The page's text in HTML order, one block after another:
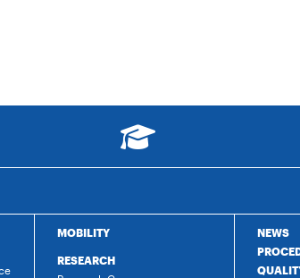
MOBILITY
RESEARCH
NEWS